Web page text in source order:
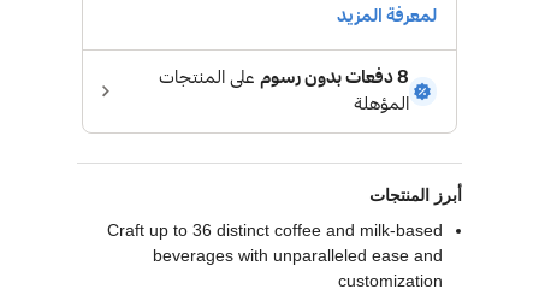
أبرز المنتجات
Craft up to 36 distinct coffee and milk-based
beverages with unparalleled ease and
customization